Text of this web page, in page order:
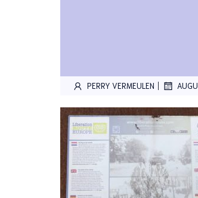
PERRY VERMEULEN |